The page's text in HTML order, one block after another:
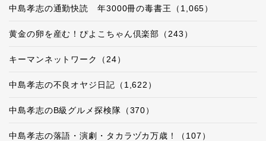
中島孝志の通勤快読 年3000冊の毒書王（1,065）
黄金の卵を産む！ぴよこちゃん倶楽部（243）
キーマンネットワーク（24）
中島孝志の不良オヤジ日記（1,622）
中島孝志のB級グルメ探検隊（370）
中島孝志の落語・演劇・タカラヅカ万歳！（107）